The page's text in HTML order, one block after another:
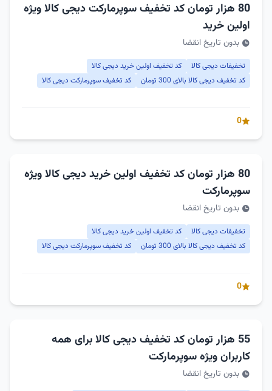
80 هزار تومان کد تخفیف سوپرمارکت دیجی کالا ویژه
اولین خرید
بدون تاریخ انقضا
تخفیفات دیجی کالا
کد تخفیف اولین خرید دیجی کالا
کد تخفیف دیجی کالا بالای 300 تومان
کد تخفیف سوپرمارکت دیجی کالا
0
80 هزار تومان کد تخفیف اولین خرید دیجی کالا ویژه
سوپرمارکت
بدون تاریخ انقضا
تخفیفات دیجی کالا
کد تخفیف اولین خرید دیجی کالا
کد تخفیف دیجی کالا بالای 300 تومان
کد تخفیف سوپرمارکت دیجی کالا
0
55 هزار تومان کد تخفیف دیجی کالا برای همه
کاربران ویژه سوپرمارکت
بدون تاریخ انقضا